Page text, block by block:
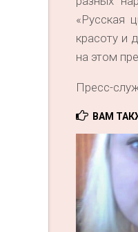
«Русская
красоту и
на этом
Пресс-
ВАМ